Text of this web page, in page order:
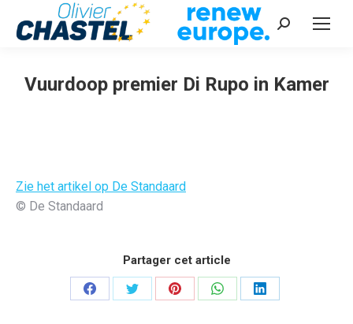
Recherche
Vuurdoop premier Di Rupo in Kamer
Zie het artikel op De Standaard
© De Standaard
Partager cet article
PartagerPartagerPartagerPartagerPartager